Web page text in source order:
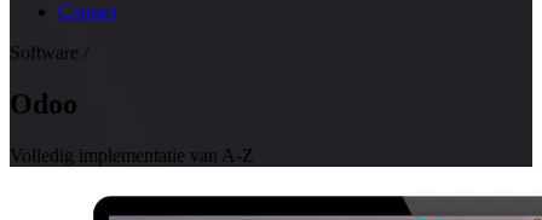
Contact
Software /
Odoo
Volledig implementatie van A-Z